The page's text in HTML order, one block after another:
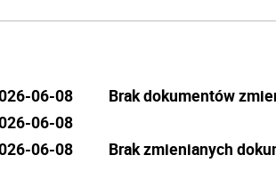
06-08
06-08
06-08
Brak dokumentów
Brak zmienianych